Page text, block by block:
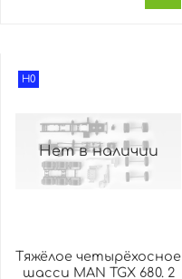
Нет в наличии
H0
Тяжёлое четырёхосное
шасси MAN TGX 680. 2